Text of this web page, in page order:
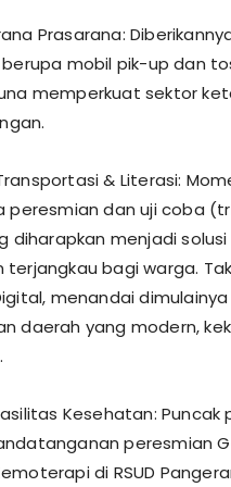
Prasarana:
mobil pik-up dan
memperkuat sektor
& Literasi:
peresmian dan uji coba
diharapkan menjadi
terjangkau bagi warga.
menandai
daerah yang modern,
Kesehatan:
peresmian
di RSUD